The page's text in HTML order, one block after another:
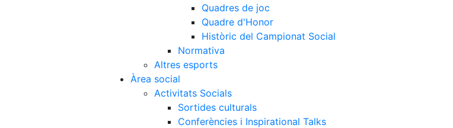
Quadres de joc
Quadre d'Honor
Històric del Campionat Social
Normativa
Altres esports
Àrea social
Activitats Socials
Sortides culturals
Conferències i Inspirational Talks